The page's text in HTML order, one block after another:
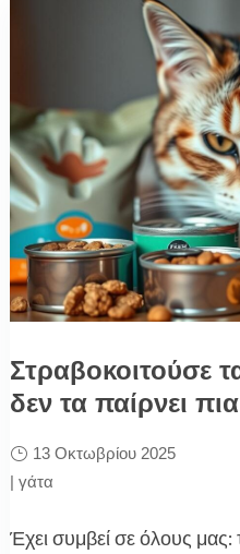
Στραβοκοιτούσε
δεν τα παίρνει πια
13 Οκτωβρίου 2025
| γάτα
Έχει συμβεί σε όλους μας: